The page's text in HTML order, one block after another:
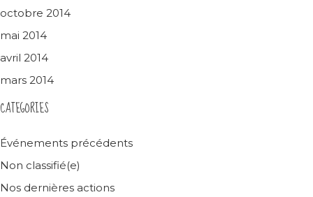
octobre 2014
mai 2014
avril 2014
mars 2014
CATEGORIES
Événements précédents
Non classifié(e)
Nos dernières actions